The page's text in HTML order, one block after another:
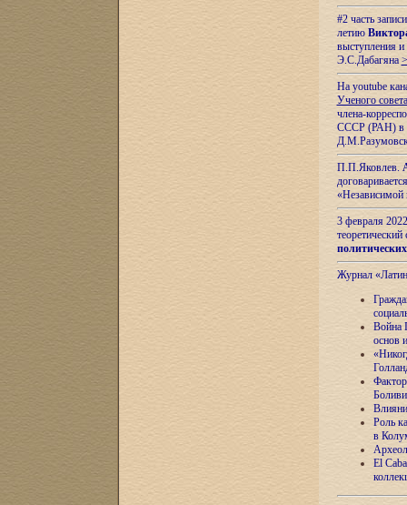
#2 часть
летию
выступления
Э.С.Дабагяна
На youtube
Ученого
члена-
СССР (РАН) в
П.П.Яковлев.
«Независимой
3 февраля
теоретический
Журнал
Война
основ
Роль
в
El